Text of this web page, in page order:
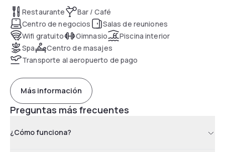
with large windows and beautiful views of the city.Bahrain
National Museum is 5 minutes away and Bahrain
International Airport is a 15-minute drive from Days Hotel.
Restaurante
Bar / Café
Centro de negocios
Salas de reuniones
Wifi gratuito
Gimnasio
Piscina interior
Spa
Centro de masajes
Transporte al aeropuerto de pago
Más información
Preguntas más frecuentes
¿Cómo funciona?